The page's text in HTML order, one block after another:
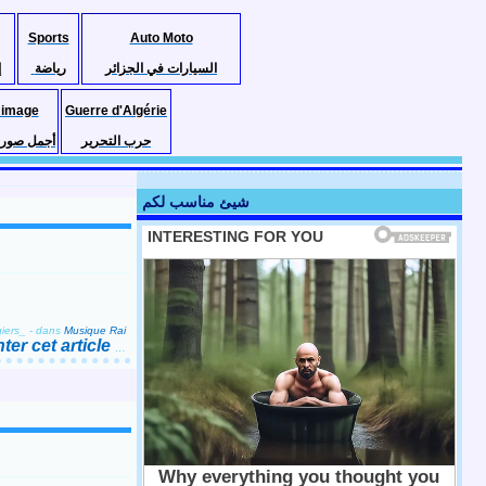
Sports
رياضة
Auto Moto
السيارات في الجزائر
أجمل صور
Guerre d'Algérie
حرب التحرير
- dans Musique Rai
cet article
شيئ مناسب لكم